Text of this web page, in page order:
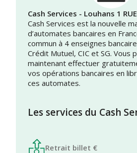
Cash Services - Louhans 1 RUE
Cash Services est la nouvelle
d’automates bancaires en
commun à 4 enseignes
Crédit Mutuel, CIC et SG. Vous
maintenant effectuer
vos opérations bancaires en
ces automates.
Les services du Cash
Retrait billet €